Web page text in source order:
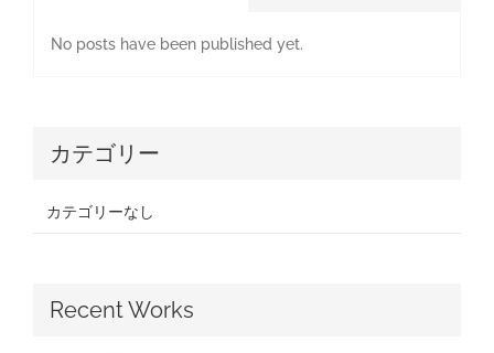
No posts have been published yet.
カテゴリー
カテゴリーなし
Recent Works